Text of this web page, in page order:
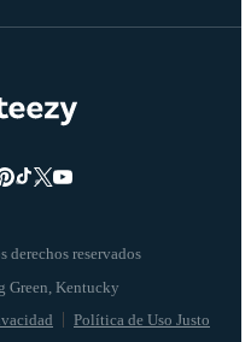
reservados
Política de Uso Justo